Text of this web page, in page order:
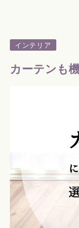
北摂
北摂のイ
暮らしの
暮らし
インテリア
カーテンも